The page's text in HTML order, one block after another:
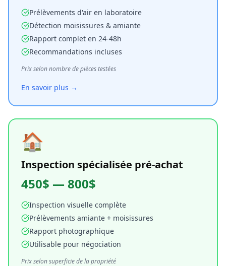
Prélèvements d'air en laboratoire
Détection moisissures & amiante
Rapport complet en 24-48h
Recommandations incluses
Prix selon nombre de pièces testées
En savoir plus →
🏠
Inspection spécialisée pré-achat
450$ — 800$
Inspection visuelle complète
Prélèvements amiante + moisissures
Rapport photographique
Utilisable pour négociation
Prix selon superficie de la propriété